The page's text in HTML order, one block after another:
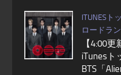
ITUNESト
ロードラ
【4:00
iTunesト
BTS「